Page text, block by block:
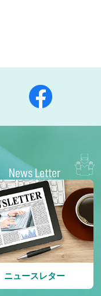
News Letter
ニュースレター